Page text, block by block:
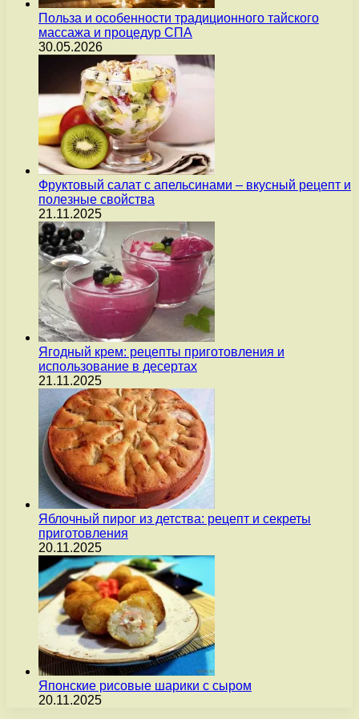
Польза и особенности традиционного тайского
массажа и процедур СПА
30.05.2026
Фруктовый салат с апельсинами – вкусный рецепт и
полезные свойства
21.11.2025
Ягодный крем: рецепты приготовления и
использование в десертах
21.11.2025
Яблочный пирог из детства: рецепт и секреты
приготовления
20.11.2025
Японские рисовые шарики с сыром
20.11.2025